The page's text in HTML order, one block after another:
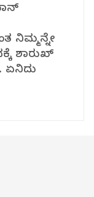
ನಿಮ್ಮನ್ನೇ
ಶಾರುಖ್
ಏನಿದು